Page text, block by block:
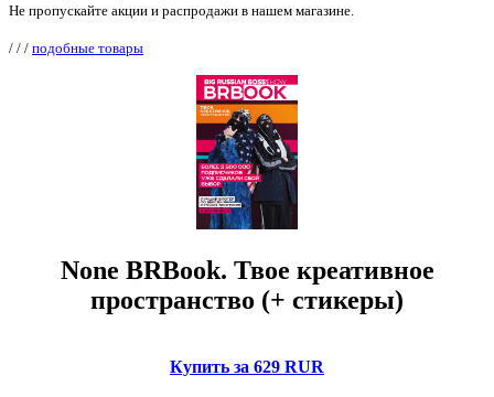
Не пропускайте акции и распродажи в нашем магазине.
/ / / подобные товары
None BRBook. Твое креативное
пространство (+ стикеры)
Купить за 629 RUR